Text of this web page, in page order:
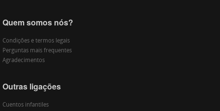
Quem somos nós?
Condições e termos legais
Perguntas mais frequentes
Agradecimentos
Outras ligações
Cuentos infantiles